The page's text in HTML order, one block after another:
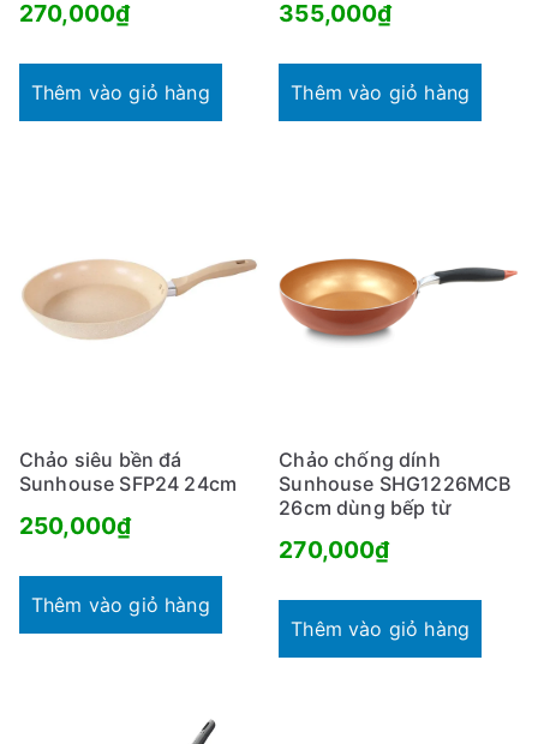
270,000₫
Thêm vào giỏ hàng
355,000₫
Thêm vào giỏ hàng
Chảo siêu bền đá
Sunhouse SFP24 24cm
250,000₫
Thêm vào giỏ hàng
Chảo chống dính
Sunhouse SHG1226MCB
26cm dùng bếp từ
270,000₫
Thêm vào giỏ hàng